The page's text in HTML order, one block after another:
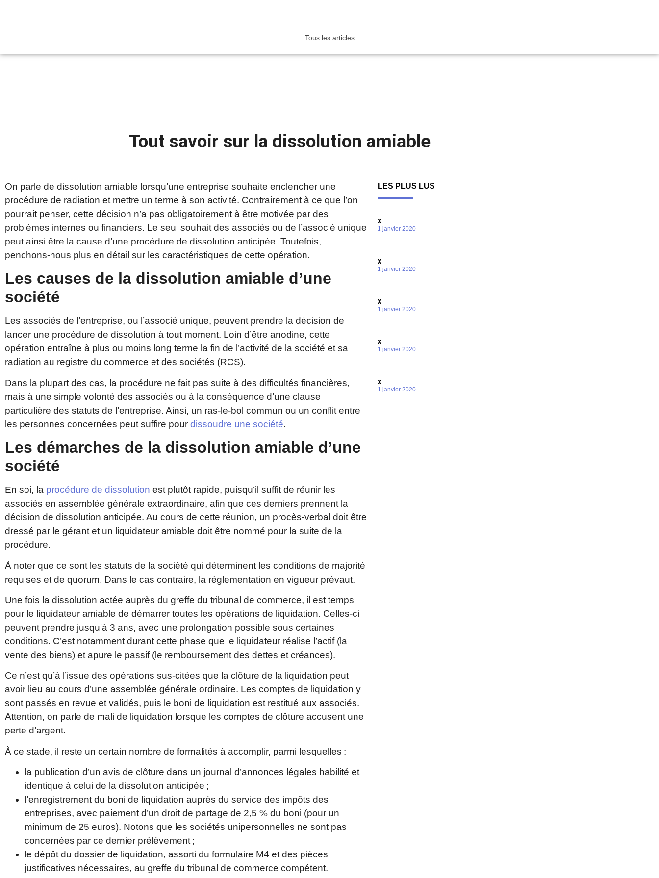
Tous les articles
Tout savoir sur la dissolution amiable
On parle de dissolution amiable lorsqu’une entreprise souhaite enclencher une
procédure de radiation et mettre un terme à son activité. Contrairement à ce que l’on
pourrait penser, cette décision n’a pas obligatoirement à être motivée par des
problèmes internes ou financiers. Le seul souhait des associés ou de l’associé unique
peut ainsi être la cause d’une procédure de dissolution anticipée. Toutefois,
penchons-nous plus en détail sur les caractéristiques de cette opération.
Les causes de la dissolution amiable d’une
société
Les associés de l’entreprise, ou l’associé unique, peuvent prendre la décision de
lancer une procédure de dissolution à tout moment. Loin d’être anodine, cette
opération entraîne à plus ou moins long terme la fin de l’activité de la société et sa
radiation au registre du commerce et des sociétés (RCS).
Dans la plupart des cas, la procédure ne fait pas suite à des difficultés financières,
mais à une simple volonté des associés ou à la conséquence d’une clause
particulière des statuts de l’entreprise. Ainsi, un ras-le-bol commun ou un conflit entre
les personnes concernées peut suffire pour dissoudre une société.
Les démarches de la dissolution amiable d’une
société
En soi, la procédure de dissolution est plutôt rapide, puisqu’il suffit de réunir les
associés en assemblée générale extraordinaire, afin que ces derniers prennent la
décision de dissolution anticipée. Au cours de cette réunion, un procès-verbal doit être
dressé par le gérant et un liquidateur amiable doit être nommé pour la suite de la
procédure.
À noter que ce sont les statuts de la société qui déterminent les conditions de majorité
requises et de quorum. Dans le cas contraire, la réglementation en vigueur prévaut.
Une fois la dissolution actée auprès du greffe du tribunal de commerce, il est temps
pour le liquidateur amiable de démarrer toutes les opérations de liquidation. Celles-ci
peuvent prendre jusqu’à 3 ans, avec une prolongation possible sous certaines
conditions. C’est notamment durant cette phase que le liquidateur réalise l’actif (la
vente des biens) et apure le passif (le remboursement des dettes et créances).
Ce n’est qu’à l’issue des opérations sus-citées que la clôture de la liquidation peut
avoir lieu au cours d’une assemblée générale ordinaire. Les comptes de liquidation y
sont passés en revue et validés, puis le boni de liquidation est restitué aux associés.
Attention, on parle de mali de liquidation lorsque les comptes de clôture accusent une
perte d’argent.
À ce stade, il reste un certain nombre de formalités à accomplir, parmi lesquelles :
la publication d’un avis de clôture dans un journal d’annonces légales habilité et
identique à celui de la dissolution anticipée ;
l’enregistrement du boni de liquidation auprès du service des impôts des
entreprises, avec paiement d’un droit de partage de 2,5 % du boni (pour un
minimum de 25 euros). Notons que les sociétés unipersonnelles ne sont pas
concernées par ce dernier prélèvement ;
le dépôt du dossier de liquidation, assorti du formulaire M4 et des pièces
justificatives nécessaires, au greffe du tribunal de commerce compétent.
LES PLUS LUS
x
1 janvier 2020
x
1 janvier 2020
x
1 janvier 2020
x
1 janvier 2020
x
1 janvier 2020